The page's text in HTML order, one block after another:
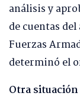
análisis y
de cuentas
Fuerzas
determinó el
Otra